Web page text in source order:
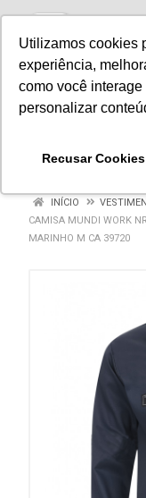
Utilizamos cookies
experiência,
como você
personalizar
Recusar Cookies
INÍCIO
CAMISA MUNDI WORK
MARINHO M CA 39720